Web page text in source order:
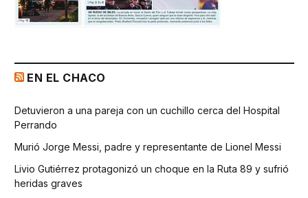
EN EL CHACO
Detuvieron a una pareja con un cuchillo cerca del Hospital
Perrando
Murió Jorge Messi, padre y representante de Lionel Messi
Livio Gutiérrez protagonizó un choque en la Ruta 89 y sufrió
heridas graves